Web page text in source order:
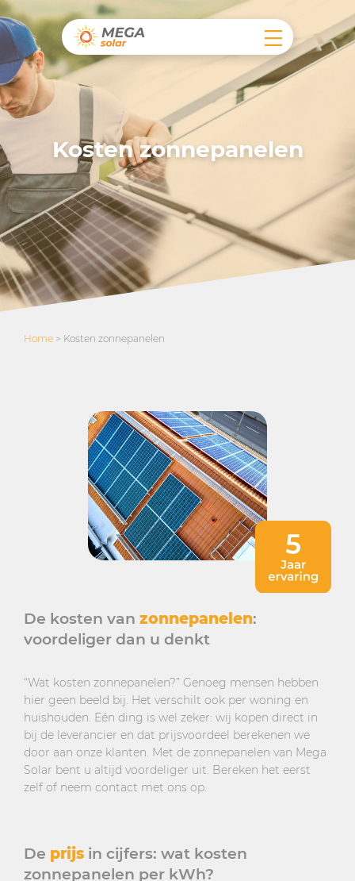
Kosten zonnepanelen
Home > Kosten zonnepanelen
De kosten van zonnepanelen:
voordeliger dan u denkt
“Wat kosten zonnepanelen?” Genoeg mensen hebben
hier geen beeld bij. Het verschilt ook per woning en
huishouden. Eén ding is wel zeker: wij kopen direct in
bij de leverancier en dat prijsvoordeel berekenen we
door aan onze klanten. Met de zonnepanelen van Mega
Solar bent u altijd voordeliger uit. Bereken het eerst
zelf of neem contact met ons op.
De prijs in cijfers: wat kosten
zonnepanelen per kWh?